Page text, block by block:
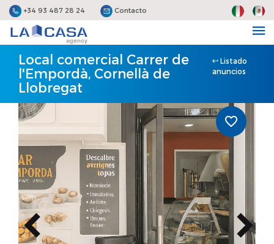
+34 93 487 28 24 Contacto
Local comercial Carrer de
l'Empordà, Cornellà de
Llobregat
Listado
anuncios